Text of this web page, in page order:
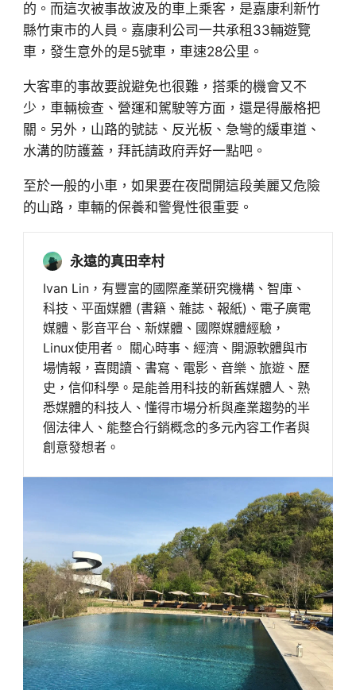
的。而這次被事故波及的車上乘客，是嘉康利新竹
縣竹東市的人員。嘉康利公司一共承租33輛遊覽
車，發生意外的是5號車，車速28公里。
大客車的事故要說避免也很難，搭乘的機會又不
少，車輛檢查、營運和駕駛等方面，還是得嚴格把
關。另外，山路的號誌、反光板、急彎的緩車道、
水溝的防護蓋，拜託請政府弄好一點吧。
至於一般的小車，如果要在夜間開這段美麗又危險
的山路，車輛的保養和警覺性很重要。
永遠的真田幸村
Ivan Lin，有豐富的國際產業研究機構、智庫、
科技、平面媒體 (書籍、雜誌、報紙)、電子廣電
媒體、影音平台、新媒體、國際媒體經驗，
Linux使用者。 關心時事、經濟、開源軟體與市
場情報，喜閱讀、書寫、電影、音樂、旅遊、歷
史，信仰科學。是能善用科技的新舊媒體人、熟
悉媒體的科技人、懂得市場分析與產業趨勢的半
個法律人、能整合行銷概念的多元內容工作者與
創意發想者。